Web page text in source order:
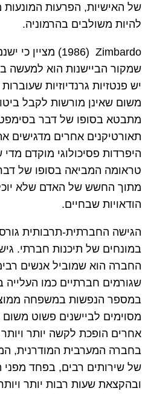
של האישיות, הפרעות המונעות
להיות משולבים בהרמוניה.
Zimbardo
(1986) מציין
שמקור הביישנות הוא למעשה
יש פנטזיות גרנדיוזיות
משום שאינן מורשות לקבל
מתבטא בסופו של דבר
תאורטיקנים אחרים מדגישים
היפרדות פסיכולוגי מוקדם
טראומה המביאה בסופו של
מתוך החשש של האדם שלא
הודאויות שבחיים.
הגישה החברתית-תרבותית
במונחים של תיכנות חברתי.
החברה הוא שמוביל אנשים
שגורמים חברתיים כמו העלייה
במספר הנפשות במשפחה
מסוימים לביישנים פשוט
אחרים הופכת לקשה יותר
בחברה המערבית המודרנית,
של שירותים רבים, בפחד
ובהקצאת שעות רבות יותר